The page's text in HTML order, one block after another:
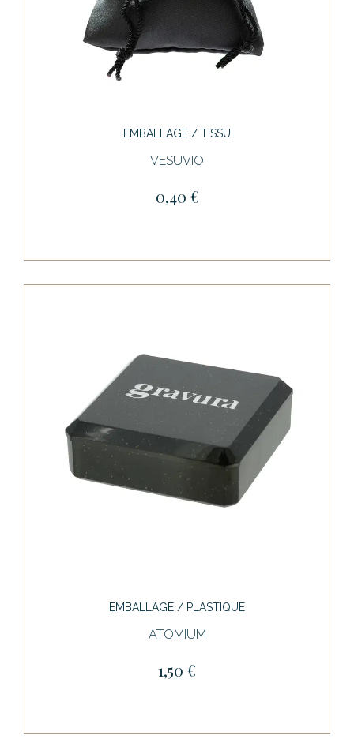
EMBALLAGE / TISSU
VESUVIO
0,40 €
EMBALLAGE / PLASTIQUE
ATOMIUM
1,50 €